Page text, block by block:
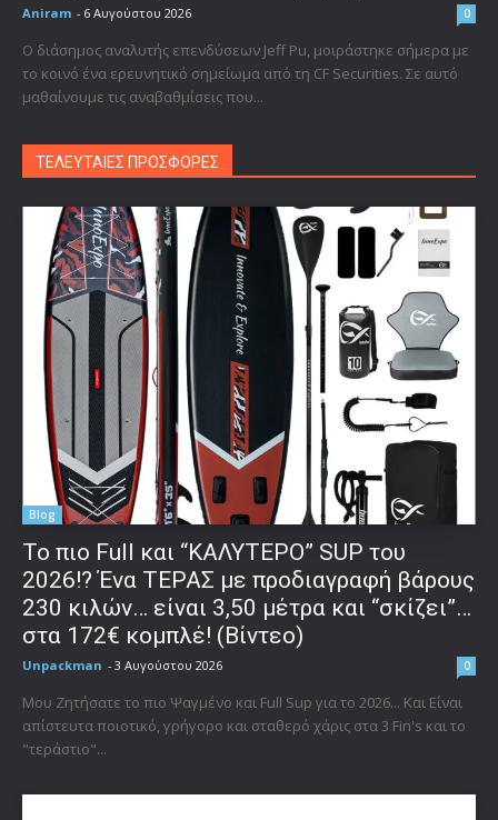
Aniram - 6 Αυγούστου 2026 0
Ο διάσημος αναλυτής επενδύσεων Jeff Pu, μοιράστηκε σήμερα με
το κοινό ένα ερευνητικό σημείωμα από τη CF Securities. Σε αυτό
μαθαίνουμε τις αναβαθμίσεις που...
ΤΕΛΕΥΤΑΙΕΣ ΠΡΟΣΦΟΡΕΣ
Blog
To πιο Full και “ΚΑΛΥΤΕΡΟ” SUP του
2026!? Ένα ΤΕΡΑΣ με προδιαγραφή βάρους
230 κιλών… είναι 3,50 μέτρα και “σκίζει”…
στα 172€ κομπλέ! (Βίντεο)
Unpackman - 3 Αυγούστου 2026 0
Μου Ζητήσατε το πιο Ψαγμένο και Full Sup για το 2026... Και Είναι
απίστευτα ποιοτικό, γρήγορο και σταθερό χάρις στα 3 Fin's και το
"τεράστιο"...